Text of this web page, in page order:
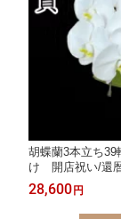
胡蝶蘭3本立ち39
け 開店祝い/還
祝い・お祝い花
喜寿・米寿 竣工
28,600 円